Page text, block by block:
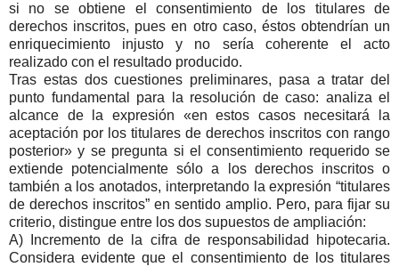
si no se obtiene el consentimiento de los titulares de
derechos inscritos, pues en otro caso, éstos obtendrían un
enriquecimiento injusto y no sería coherente el acto
realizado con el resultado producido.
Tras estas dos cuestiones preliminares, pasa a tratar del
punto fundamental para la resolución de caso: analiza el
alcance de la expresión «en estos casos necesitará la
aceptación por los titulares de derechos inscritos con rango
posterior» y se pregunta si el consentimiento requerido se
extiende potencialmente sólo a los derechos inscritos o
también a los anotados, interpretando la expresión “titulares
de derechos inscritos” en sentido amplio. Pero, para fijar su
criterio, distingue entre los dos supuestos de ampliación:
A) Incremento de la cifra de responsabilidad hipotecaria.
Considera evidente que el consentimiento de los titulares